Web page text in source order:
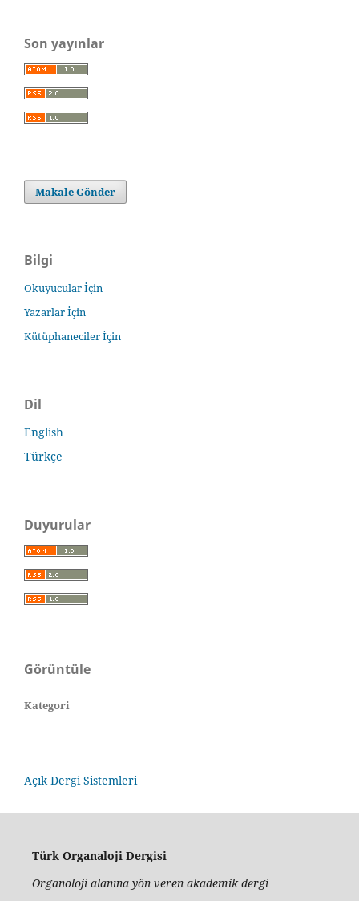
Son yayınlar
Makale Gönder
Bilgi
Okuyucular İçin
Yazarlar İçin
Kütüphaneciler İçin
Dil
English
Türkçe
Duyurular
Görüntüle
Kategori
Açık Dergi Sistemleri
Türk Organaloji Dergisi
Organoloji alanına yön veren akademik dergi